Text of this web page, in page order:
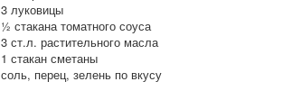
3 луковицы
½ стакана томатного соуса
3 ст.л. растительного масла
1 стакан сметаны
соль, перец, зелень по вкусу